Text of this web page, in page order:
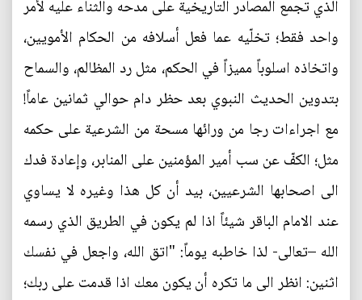
الذي تجمع المصادر التاريخية على مدحه والثناء عليه لأمر
واحد فقط؛ تخلّيه عما فعل أسلافه من الحكام الأمويين،
واتخاذه اسلوباً مميزاً في الحكم، مثل رد المظالم، والسماح
بتدوين الحديث النبوي بعد حظر دام حوالي ثمانين عاماً!
مع اجراءات رجا من ورائها مسحة من الشرعية على حكمه
مثل؛ الكفّ عن سب أمير المؤمنين على المنابر، وإعادة فدك
الى اصحابها الشرعيين، بيد أن كل هذا وغيره لا يساوي
عند الامام الباقر شيئاً اذا لم يكون في الطريق الذي رسمه
الله –تعالى- لذا خاطبه يوماً: "اتق الله، واجعل في نفسك
اثنين: انظر الى ما تكره أن يكون معك اذا قدمت على ربك؛